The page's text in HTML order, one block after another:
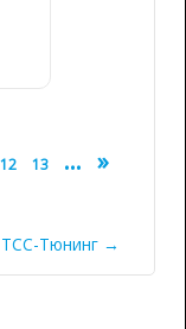
12 13 ... »
ТСС-Тюнинг →